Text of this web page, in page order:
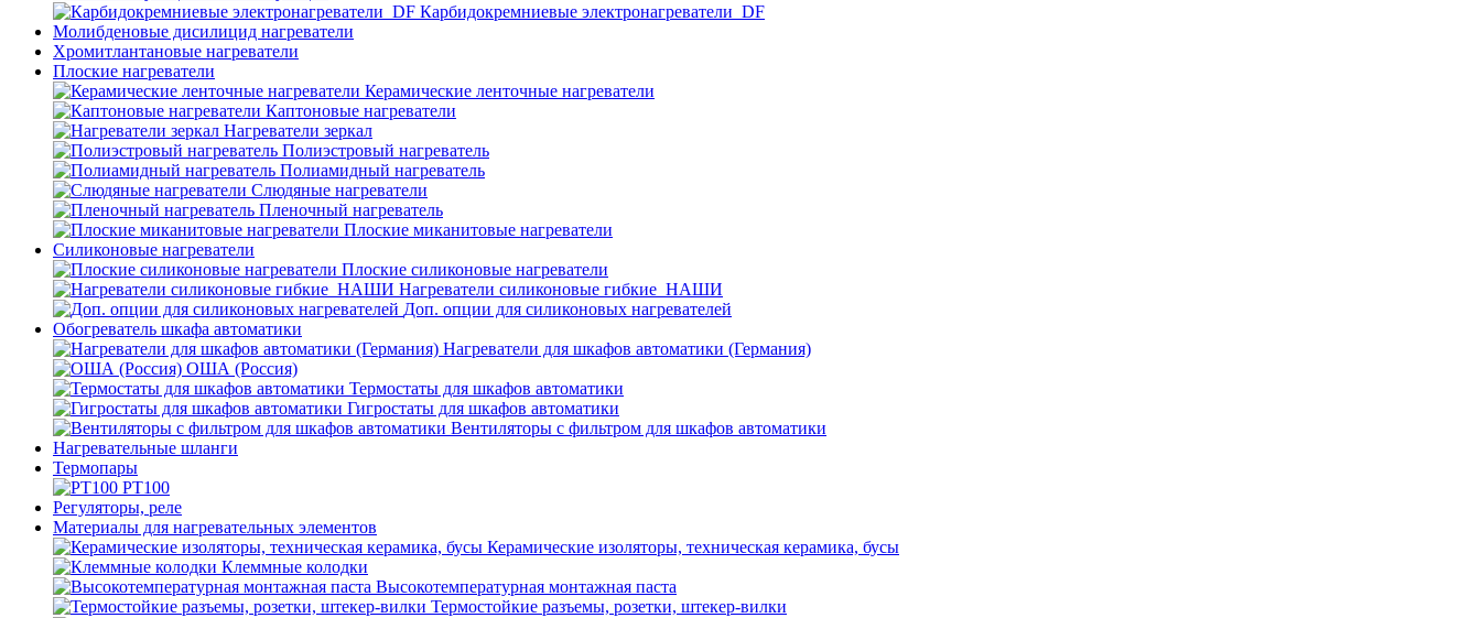
Карбидокремниевые электронагреватели_DF
Молибденовые дисилицид нагреватели
Хромитлантановые нагреватели
Плоские нагреватели
Керамические ленточные нагреватели
Каптоновые нагреватели
Нагреватели зеркал
Полиэстровый нагреватель
Полиамидный нагреватель
Слюдяные нагреватели
Пленочный нагреватель
Плоские миканитовые нагреватели
Силиконовые нагреватели
Плоские силиконовые нагреватели
Нагреватели силиконовые гибкие_НАШИ
Доп. опции для силиконовых нагревателей
Обогреватель шкафа автоматики
Нагреватели для шкафов автоматики (Германия)
ОША (Россия)
Термостаты для шкафов автоматики
Гигростаты для шкафов автоматики
Вентиляторы с фильтром для шкафов автоматики
Нагревательные шланги
Термопары
PT100
Регуляторы, реле
Материалы для нагревательных элементов
Керамические изоляторы, техническая керамика, бусы
Клеммные колодки
Высокотемпературная монтажная паста
Термостойкие разъемы, розетки, штекер-вилки